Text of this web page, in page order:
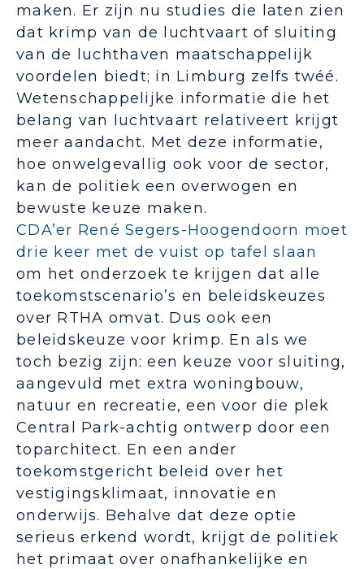
maken. Er zijn nu studies die laten zien
dat krimp van de luchtvaart of sluiting
van de luchthaven maatschappelijk
voordelen biedt; in Limburg zelfs twéé.
Wetenschappelijke informatie die het
belang van luchtvaart relativeert krijgt
meer aandacht. Met deze informatie,
hoe onwelgevallig ook voor de sector,
kan de politiek een overwogen en
bewuste keuze maken.
CDA’er René Segers-Hoogendoorn moet
drie keer met de vuist op tafel slaan
om het onderzoek te krijgen dat alle
toekomstscenario’s en beleidskeuzes
over RTHA omvat. Dus ook een
beleidskeuze voor krimp. En als we
toch bezig zijn: een keuze voor sluiting,
aangevuld met extra woningbouw,
natuur en recreatie, een voor die plek
Central Park-achtig ontwerp door een
toparchitect. En een ander
toekomstgericht beleid over het
vestigingsklimaat, innovatie en
onderwijs. Behalve dat deze optie
serieus erkend wordt, krijgt de politiek
het primaat over onafhankelijke en